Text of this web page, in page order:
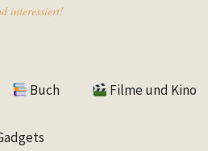
interessiert!
Buch Filme und Kino